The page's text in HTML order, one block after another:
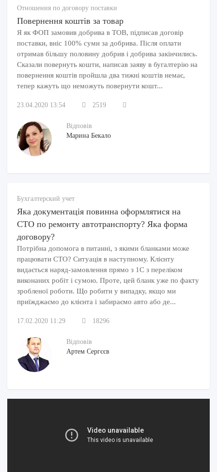
благотворительная или спонсорская помощь —
даже если сумма была направлена
некоммерческой организации;
военный сбор, составляющий 1,5 % от чистого
дохода.
Остальные затраты, например, расходы на
мобильную связь (в том случае, если она связана с
хозяйственной деятельностью, и это
общие расходы.
Налогового кодекса
Здесь речь идет о конкретном пункте No117.4, в
котором отражены те затраты, не включаемые в
расходы. Например;
сумма отрицательной курсовой разница при
операциях в иностранной валюте;
оплата аренды госсобственности;
земельный налог;
расходы на командировку сотрудников;
бухгалтерские и расходы на страховку и
другие варианты.
Более подробно и с пояснениями можно найти в
Это касается расходов основных средств (далее
Отношения по договору поставки
Повернення коштів за товар
Я як ФОП замовив добрива в ТОВ, підписав договір
поставки, вніс 100% суми за добрива. Після оплати
отримав більшу половину добрив і добрива закінчились.
Сказали повернуть кошти, написав заяву в бугалтерію на
повернення коштів пройшла два тижні коштів немає,
тепер кажуть що неможуть повернути кошт...
23.04.2020 13:54 2519
Відповів
Марина Бекало
Бухгалтерский учет
Яка документація повинна оформлятися на
СТО по ремонту автотранспорту? Яка форма
договору?
Потрібна допомога в питанні, з якими бланками може
працювати СТО? Ситуація в наступному. Клієнту
видається наряд-замовлення прямо з 1С з переліком
виконаних робіт і сумою. Проте, цей бланк уже по факту
зробленої роботи. Що робити у випадку, якщо ми
приїжджаємо до клієнта і забираємо авто або де...
17.02.2020 11:29 18296
Відповів
Артем Сергєєв